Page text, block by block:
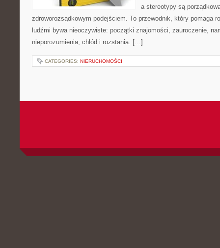
a stereotypy są
zdroworozsądkowym podejściem. To przewodnik, który pomaga
ludźmi bywa nieoczywiste: początki znajomości, zauroczenie,
nieporozumienia, chłód i rozstania. […]
CATEGORIES: NIERUCHOMOŚCI